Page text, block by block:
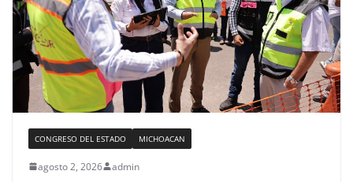
CONGRESO DEL ESTADO MICHOACAN
agosto 2, 2026 admin